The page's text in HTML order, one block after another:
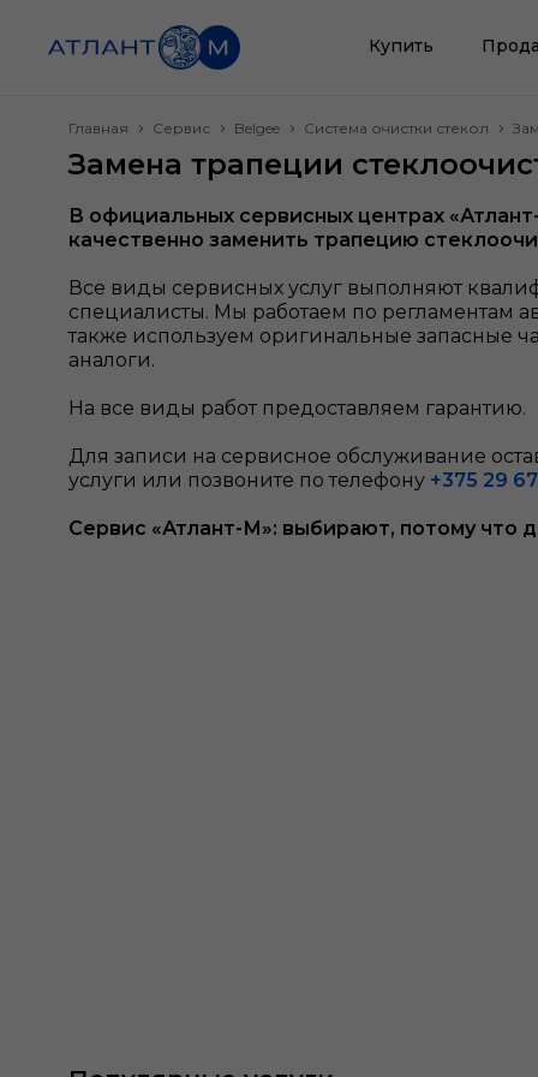
Купить
Главная Сервис Belgee Система очистки стекол
Замена трапеции
В официальных сервисных центрах
качественно заменить трапецию
Все виды сервисных услуг выполняют
специалисты. Мы работаем по регламентам
также используем оригинальные запасные
аналоги.
На все виды работ предоставляем гарантию.
Для записи на сервисное обслуживание
услуги или позвоните по телефону +375 29
Сервис «Атлант-М»: выбирают, потому что